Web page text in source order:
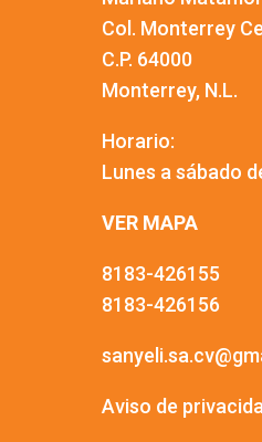
Col. Monterrey
C.P. 64000
Monterrey, N.L.
Horario:
Lunes a sábado
VER MAPA
8183-426155
8183-426156
Aviso de